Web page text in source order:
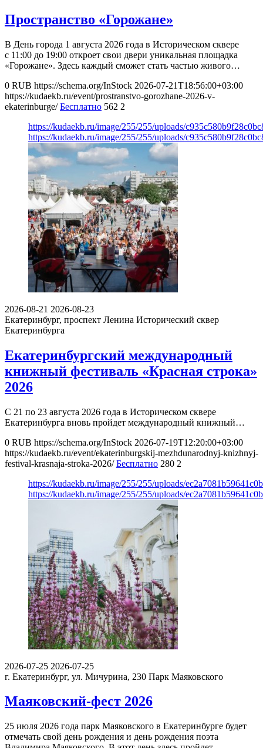
Пространство «Горожане»
В День города 1 августа 2026 года в Историческом сквере
с 11:00 до 19:00 откроет свои двери уникальная площадка
«Горожане». Здесь каждый сможет стать частью живого…
0 RUB https://schema.org/InStock 2026-07-21T18:56:00+03:00
https://kudaekb.ru/event/prostranstvo-gorozhane-2026-v-
ekaterinburge/ Бесплатно 562 2
https://kudaekb.ru/image/255/255/uploads/
https://kudaekb.ru/image/255/255/uploads/
2026-08-21 2026-08-23
Екатеринбург, проспект Ленина Исторический сквер
Екатеринбурга
Екатеринбургский международный
книжный фестиваль «Красная строка»
2026
С 21 по 23 августа 2026 года в Историческом сквере
Екатеринбурга вновь пройдет международный книжный…
0 RUB https://schema.org/InStock 2026-07-19T12:20:00+03:00
https://kudaekb.ru/event/ekaterinburgskij-mezhdunarodnyj-knizhnyj-
festival-krasnaja-stroka-2026/ Бесплатно 280 2
https://kudaekb.ru/image/255/255/uploads/
https://kudaekb.ru/image/255/255/uploads/
2026-07-25 2026-07-25
г. Екатеринбург, ул. Мичурина, 230 Парк Маяковского
Маяковский-фест 2026
25 июля 2026 года парк Маяковского в Екатеринбурге будет
отмечать свой день рождения и день рождения поэта